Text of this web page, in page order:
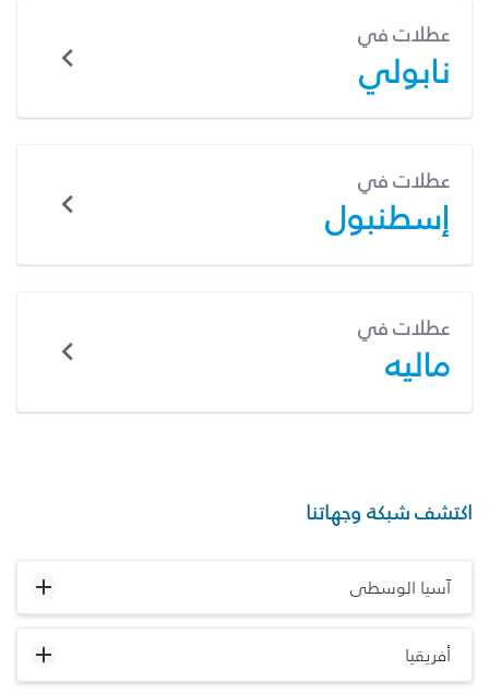
عطلات في
نابولي
عطلات في
إسطنبول
عطلات في
ماليه
اكتشف شبكة وجهاتنا
آسيا الوسطى
أفريقيا